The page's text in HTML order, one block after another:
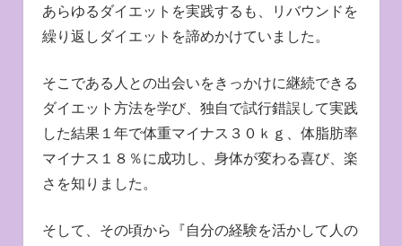
あらゆるダイエットを実践するも、リバウンドを
繰り返しダイエットを諦めかけていました。
そこである人との出会いをきっかけに継続できる
ダイエット方法を学び、独自で試行錯誤して実践
した結果１年で体重マイナス３０ｋｇ、体脂肪率
マイナス１８％に成功し、身体が変わる喜び、楽
さを知りました。
そして、その頃から『自分の経験を活かして人の